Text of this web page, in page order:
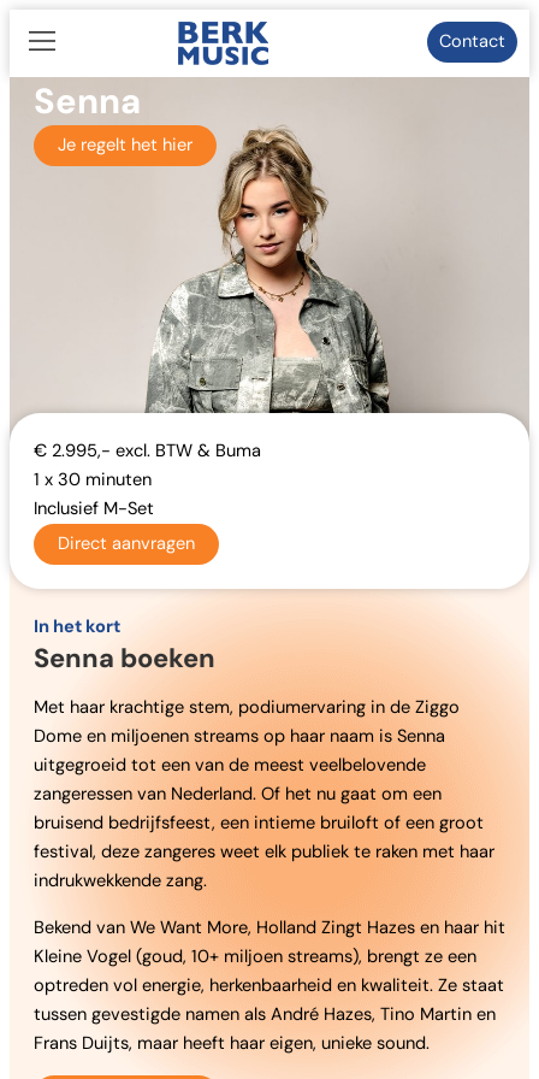
naar
inhoud
Contact
Senna
Je regelt het hier
€ 2.995,- excl. BTW & Buma
1 x 30 minuten
Inclusief M-Set
Direct aanvragen
In het kort
Senna boeken
Met haar krachtige stem, podiumervaring in de Ziggo
Dome en miljoenen streams op haar naam is Senna
uitgegroeid tot een van de meest veelbelovende
zangeressen van Nederland. Of het nu gaat om een
bruisend bedrijfsfeest, een intieme bruiloft of een groot
festival, deze zangeres weet elk publiek te raken met haar
indrukwekkende zang.
Bekend van We Want More, Holland Zingt Hazes en haar hit
Kleine Vogel (goud, 10+ miljoen streams), brengt ze een
optreden vol energie, herkenbaarheid en kwaliteit. Ze staat
tussen gevestigde namen als André Hazes, Tino Martin en
Frans Duijts, maar heeft haar eigen, unieke sound.